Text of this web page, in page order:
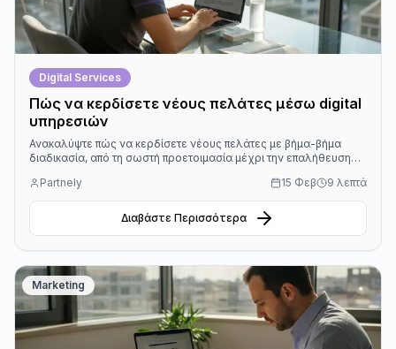
Digital Services
Πώς να κερδίσετε νέους πελάτες μέσω digital
υπηρεσιών
Ανακαλύψτε πώς να κερδίσετε νέους πελάτες με βήμα-βήμα
διαδικασία, από τη σωστή προετοιμασία μέχρι την επαλήθευση
Partnely
15 Φεβ 9 λεπτά
Διαβάστε Περισσότερα
Marketing